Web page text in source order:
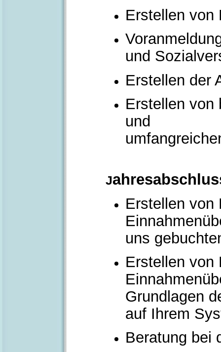
Erstellen von
und
Erstellen der
Erstellen von
und
J
Erstellen von
uns
Erstellen von
Grundlagen
auf Ihrem
Beratung bei